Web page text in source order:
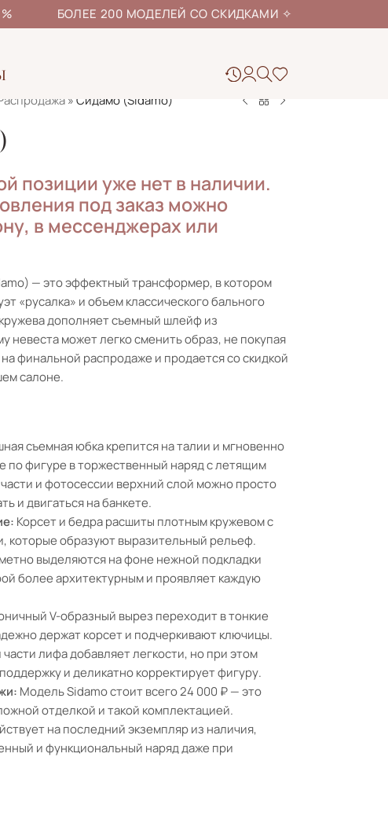
200 МОДЕЛЕЙ СО СКИДКАМИ✧
»Сидамо (Sidamo)
позиции уже нет в наличии.
под заказ можно
в мессенджерах или
— это эффектный трансформер, в котором
«русалка» и объем классического бального
дополняет съемный шлейф из
невеста может легко сменить образ, не покупая
финальной распродаже и продается со скидкой
салоне.
съемная юбка крепится на талии и мгновенно
по фигуре в торжественный наряд с летящим
и фотосессии верхний слой можно просто
и двигаться на банкете.
Корсет и бедра расшиты плотным кружевом с
которые образуют выразительный рельеф.
выделяются на фоне нежной подкладки
более архитектурным и проявляет каждую
V-образный вырез переходит в тонкие
держат корсет и подчеркивают ключицы.
лифа добавляет легкости, но при этом
и деликатно корректирует фигуру.
Модель Sidamo стоит всего 24 000 ₽ — это
отделкой и такой комплектацией.
на последний экземпляр из наличия,
и функциональный наряд даже при